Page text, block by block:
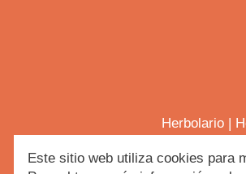
Herbolario
Este sitio web utiliza cookies para